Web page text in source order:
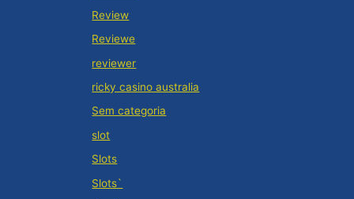
Review
Reviewe
reviewer
ricky casino australia
Sem categoria
slot
Slots
Slots`